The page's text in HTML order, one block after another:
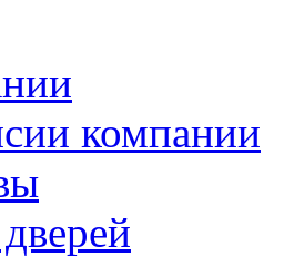
компании